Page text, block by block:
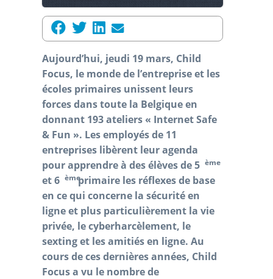
Aujourd’hui, jeudi 19 mars, Child
Focus, le monde de l’entreprise et les
écoles primaires unissent leurs
forces dans toute la Belgique en
donnant 193 ateliers « Internet Safe
& Fun ». Les employés de 11
entreprises libèrent leur agenda
pour apprendre à des élèves de 5 ème
et 6 èmeprimaire les réflexes de base
en ce qui concerne la sécurité en
ligne et plus particulièrement la vie
privée, le cyberharcèlement, le
sexting et les amitiés en ligne. Au
cours de ces dernières années, Child
Focus a vu le nombre de